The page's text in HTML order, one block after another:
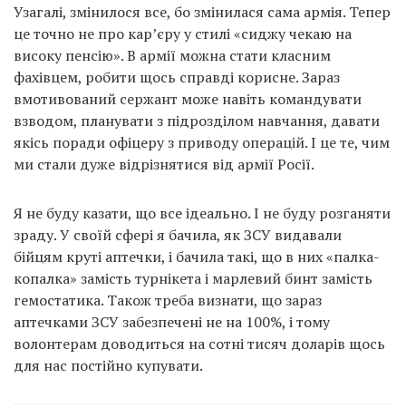
Узагалі, змінилося все, бо змінилася сама армія. Тепер
це точно не про кар’єру у стилі «сиджу чекаю на
високу пенсію». В армії можна стати класним
фахівцем, робити щось справді корисне. Зараз
вмотивований сержант може навіть командувати
взводом, планувати з підрозділом навчання, давати
якісь поради офіцеру з приводу операцій. І це те, чим
ми стали дуже відрізнятися від армії Росії.
Я не буду казати, що все ідеально. І не буду розганяти
зраду. У своїй сфері я бачила, як ЗСУ видавали
бійцям круті аптечки, і бачила такі, що в них «палка-
копалка» замість турнікета і марлевий бинт замість
гемостатика. Також треба визнати, що зараз
аптечками ЗСУ забезпечені не на 100%, і тому
волонтерам доводиться на сотні тисяч доларів щось
для нас постійно купувати.